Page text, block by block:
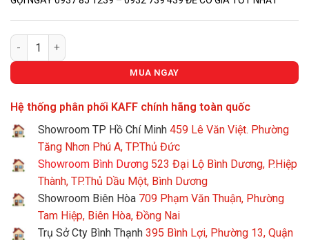
VÒI RỬA ĐÁ KAFF KF-L4 số lượng
MUA NGAY
Hệ thống phân phối KAFF chính hãng toàn quốc
Showroom TP Hồ Chí Minh 459 Lê Văn Việt. Phường
Tăng Nhơn Phú A, TP.Thủ Đức
Showroom Bình Dương 523 Đại Lộ Bình Dương, P.Hiệp
Thành, TP.Thủ Dầu Một, Bình Dương
Showroom Biên Hòa 709 Phạm Văn Thuận, Phường
Tam Hiệp, Biên Hòa, Đồng Nai
Trụ Sở Cty Bình Thạnh 395 Bình Lợi, Phường 13, Quận